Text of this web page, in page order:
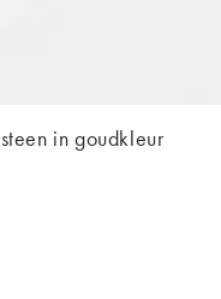
in goudkleur
(0%). Was € 11,99. (-